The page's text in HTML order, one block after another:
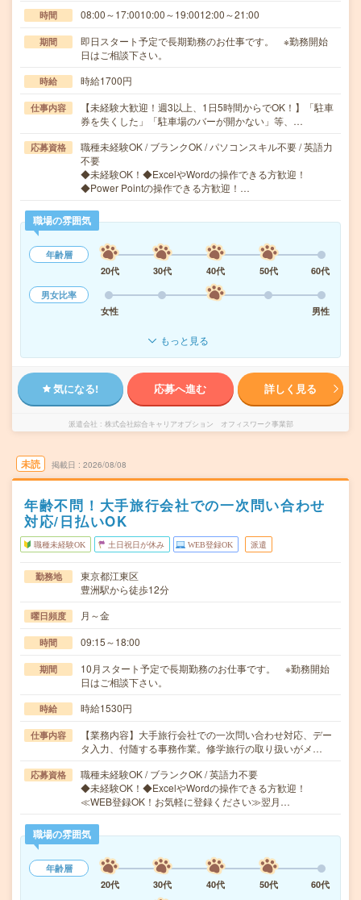
時間 08:00～17:0010:00～19:0012:00～21:00
期間
即日スタート予定で長期勤務のお仕事です。 ※勤務開始
日はご相談下さい。
時給 時給1700円
仕事内容
【未経験大歓迎！週3以上、1日5時間からでOK！】「駐車
券を失くした」「駐車場のバーが開かない」等、…
応募資格
職種未経験OK / ブランクOK / パソコンスキル不要 / 英語力
不要
◆未経験OK！◆ExcelやWordの操作できる方歓迎！
◆Power Pointの操作できる方歓迎！…
職場の雰囲気
年齢層
20代
30代 40代 50代
60代
男女比率
女性
男性
もっと見る
気になる! 応募へ進む 詳しく見る
派遣会社 株式会社綜合キャリアオプション オフィスワーク事業部
未読 掲載日 2026/08/08
年齢不問！大手旅行会社での一次問い合わせ
対応/日払いOK
職種未経験OK 土日祝日が休み WEB登録OK 派遣
勤務地
東京都江東区
豊洲駅から徒歩12分
曜日頻度 月～金
時間 09:15～18:00
期間
10月スタート予定で長期勤務のお仕事です。 ※勤務開始
日はご相談下さい。
時給 時給1530円
仕事内容
【業務内容】大手旅行会社での一次問い合わせ対応、デー
タ入力、付随する事務作業。修学旅行の取り扱いがメ…
応募資格
職種未経験OK / ブランクOK / 英語力不要
◆未経験OK！◆ExcelやWordの操作できる方歓迎！
≪WEB登録OK！お気軽に登録ください≫翌月…
職場の雰囲気
年齢層
20代
30代 40代 50代 60代